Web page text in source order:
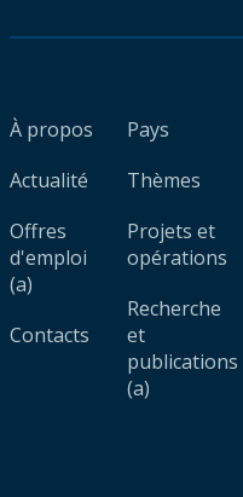
À propos
Actualité
Offres
d'emploi
(a)
Contacts
Pays
Thèmes
Projets et
opérations
Recherche
et
publications
(a)